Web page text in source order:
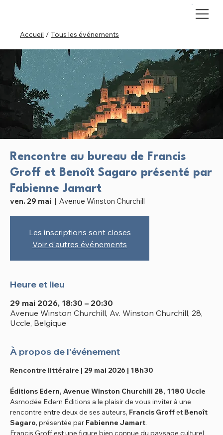
Accueil / Tous les événements
Rencontre au bureau de Francis
Groff et Benoît Sagaro présenté par
Fabienne Jamart
ven. 29 mai
  |
Avenue Winston Churchill
Les inscriptions sont closes
Voir d'autres événements
Heure et lieu
29 mai 2026, 18:30 – 20:30
Avenue Winston Churchill, Av. Winston Churchill, 28,
Uccle, Belgique
À propos de l'événement
Rencontre littéraire | 29 mai 2026 | 18h30
Éditions Edern, Avenue Winston Churchill 28, 1180 Uccle
Asmodée Edern Éditions a le plaisir de vous inviter à une
rencontre entre deux de ses auteurs, Francis Groff et Benoît
Sagaro, présentée par Fabienne Jamart.
Francis Groff est une figure bien connue du paysage culturel